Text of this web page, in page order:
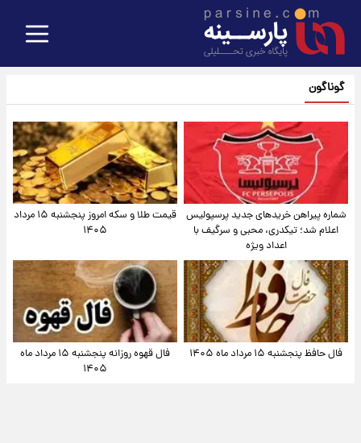
گوناگون
شماره پیراهن خریدهای جدید پرسپولیس
اعلام شد؛ تیکدری، محبی و سرگیف با
اعداد ویژه
قیمت طلا و سکه امروز پنجشنبه ۱۵ مرداد
۱۴۰۵
فال حافظ پنجشنبه ۱۵ مرداد ماه ۱۴۰۵
فال قهوه روزانه پنجشنبه ۱۵ مرداد ماه
۱۴۰۵